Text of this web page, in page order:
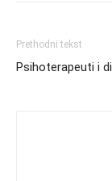
Prethodni tekst
Psihoterapeuti i